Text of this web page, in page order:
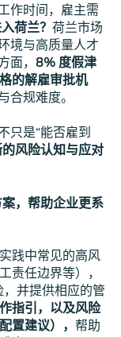
作时间，雇主需
荷兰？ 荷兰市场
境与高质量人才
面， 8% 度假津
的解雇审批机
合规难度。
只是“能否雇到
风险认知与应对
，帮助企业更系
践中常见的高风
责任边界等），
并提供相应的管
指引，以及风险
置建议）， 帮助